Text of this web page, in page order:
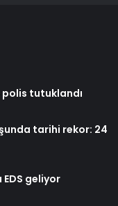
tutuklandı
tarihi rekor: 24
geliyor